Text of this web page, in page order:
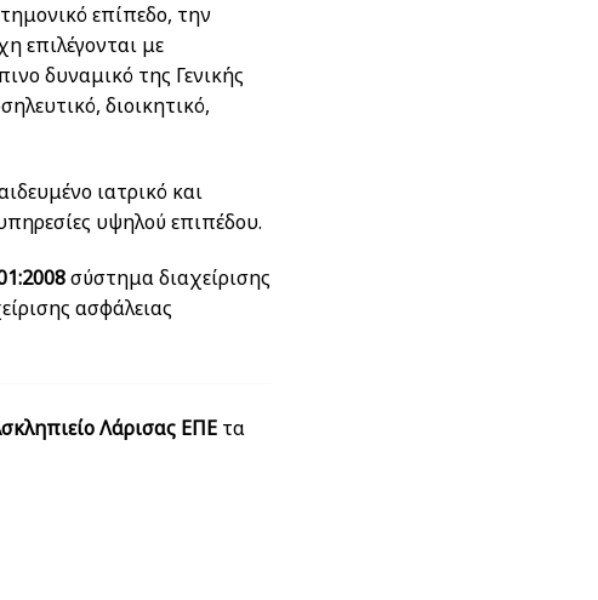
επίπεδο, την
επιλέγονται με
δυναμικό της Γενικής
διοικητικό,
ιατρικό και
υψηλού επιπέδου.
σύστημα διαχείρισης
ασφάλειας
Λάρισας ΕΠΕ τα